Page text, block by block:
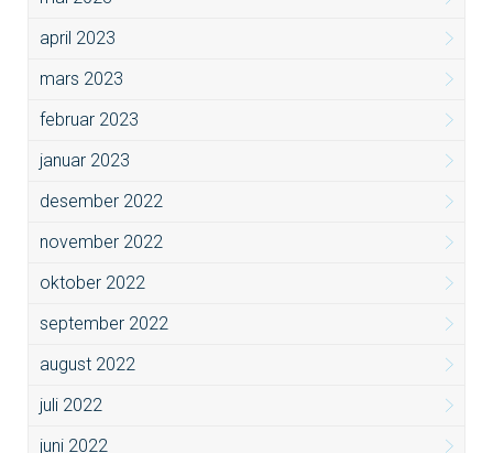
april 2023
mars 2023
februar 2023
januar 2023
desember 2022
november 2022
oktober 2022
september 2022
august 2022
juli 2022
juni 2022